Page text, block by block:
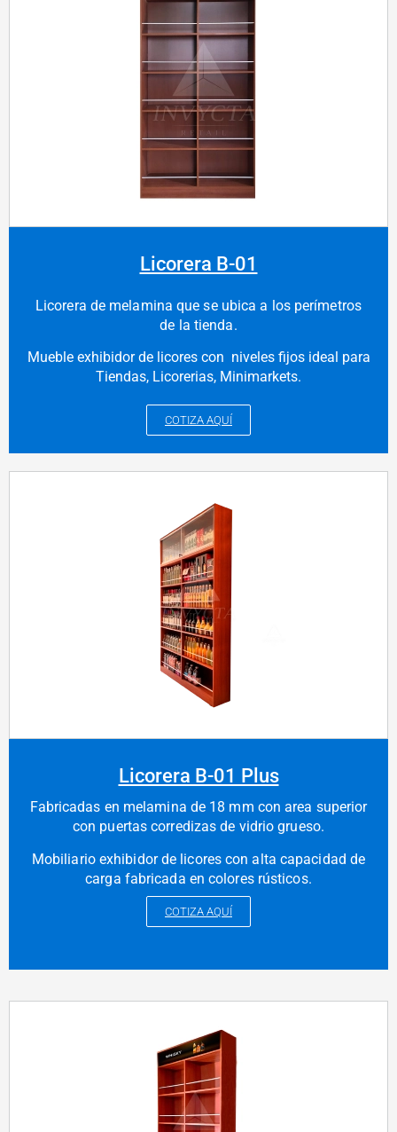
Licorera B-01
Licorera de melamina que se ubica a los perímetros
de la tienda.
Mueble exhibidor de licores con niveles fijos ideal para
Tiendas, Licorerias, Minimarkets.
COTIZA AQUÍ
Licorera B-01 Plus
Fabricadas en melamina de 18 mm con area superior
con puertas corredizas de vidrio grueso.
Mobiliario exhibidor de licores con alta capacidad de
carga fabricada en colores rústicos.
COTIZA AQUÍ